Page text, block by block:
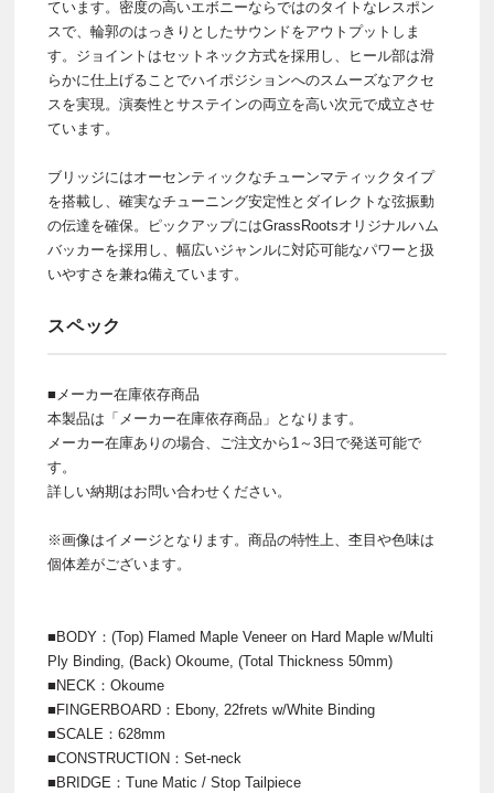
ています。密度の高いエボニーならではのタイトなレスポン
スで、輪郭のはっきりとしたサウンドをアウトプットしま
す。ジョイントはセットネック方式を採用し、ヒール部は滑
らかに仕上げることでハイポジションへのスムーズなアクセ
スを実現。演奏性とサステインの両立を高い次元で成立させ
ています。
ブリッジにはオーセンティックなチューンマティックタイプ
を搭載し、確実なチューニング安定性とダイレクトな弦振動
の伝達を確保。ピックアップにはGrassRootsオリジナルハム
バッカーを採用し、幅広いジャンルに対応可能なパワーと扱
いやすさを兼ね備えています。
スペック
■メーカー在庫依存商品
本製品は「メーカー在庫依存商品」となります。
メーカー在庫ありの場合、ご注文から1～3日で発送可能で
す。
詳しい納期はお問い合わせください。
※画像はイメージとなります。商品の特性上、杢目や色味は
個体差がございます。
■BODY：(Top) Flamed Maple Veneer on Hard Maple w/Multi
Ply Binding, (Back) Okoume, (Total Thickness 50mm)
■NECK：Okoume
■FINGERBOARD：Ebony, 22frets w/White Binding
■SCALE：628mm
■CONSTRUCTION：Set-neck
■BRIDGE：Tune Matic / Stop Tailpiece